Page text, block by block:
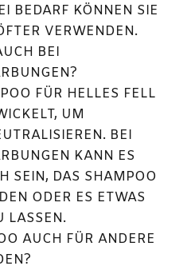
BEDARF KÖNNEN SIE
VERWENDEN.
BEI
FÜR HELLES FELL
UM
BEI
KANN ES
SEIN, DAS SHAMPOO
ODER ES ETWAS
LASSEN.
AUCH FÜR ANDERE